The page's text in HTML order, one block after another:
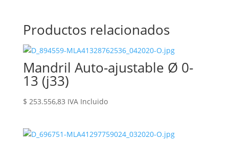
Productos relacionados
Mandril Auto-ajustable Ø 0-
13 (j33)
$ 253.556,83 IVA Incluido